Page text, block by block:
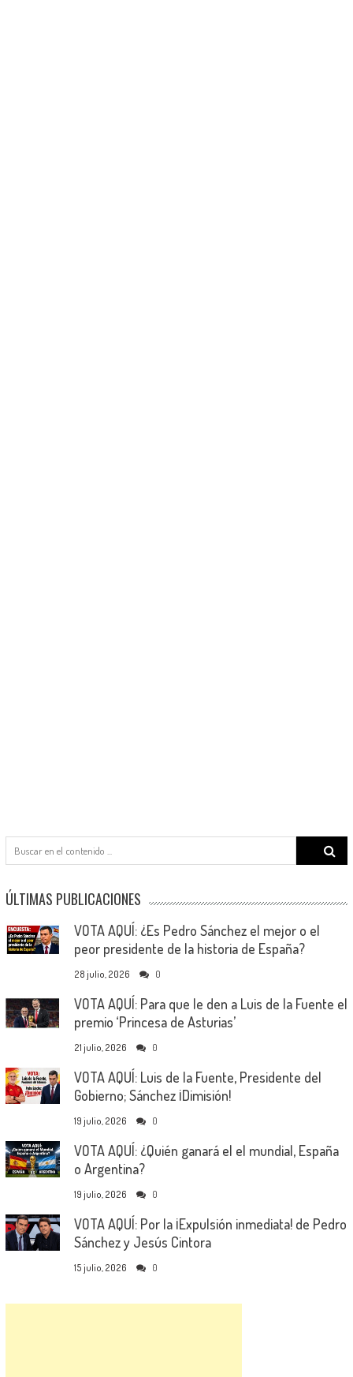
Search
for:
ÚLTIMAS PUBLICACIONES
VOTA AQUÍ: ¿Es Pedro Sánchez el mejor o el
peor presidente de la historia de España?
28 julio, 2026 0
VOTA AQUÍ: Para que le den a Luis de la Fuente el
premio ‘Princesa de Asturias’
21 julio, 2026 0
VOTA AQUÍ: Luis de la Fuente, Presidente del
Gobierno; Sánchez ¡Dimisión!
19 julio, 2026 0
VOTA AQUÍ: ¿Quién ganará el el mundial, España
o Argentina?
19 julio, 2026 0
VOTA AQUÍ: Por la ¡Expulsión inmediata! de Pedro
Sánchez y Jesús Cintora
15 julio, 2026 0